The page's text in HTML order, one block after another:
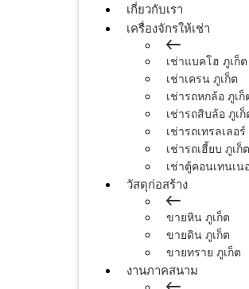
เกี่ยวกับเรา
เครื่องจักรให้เช่า
เช่าแบคโฮ ภูเก็ต
เช่าเครน ภูเก็ต
เช่ารถหกล้อ ภูเก็
เช่ารถสิบล้อ ภูเ
เช่ารถเทรลเลอ
เช่ารถเฮี้ยบ ภูเก็ต
เช่าตู้คอนเทนเน
วัสดุก่อสร้าง
ขายหิน ภูเก็ต
ขายดิน ภูเก็ต
ขายทราย ภูเก็ต
งานภาคสนาม